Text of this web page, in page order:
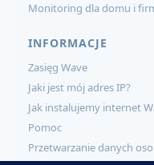
Monitoring dla domu i
INFORMACJE
Zasięg Wave
Jaki jest mój adres IP?
Jak instalujemy internet
Pomoc
Przetwarzanie danych